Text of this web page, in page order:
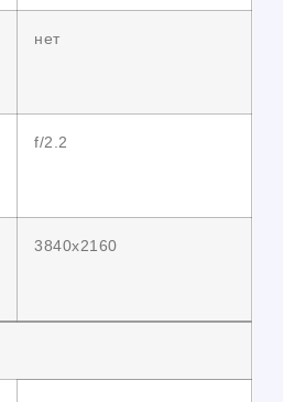
нет
f/2.2
3840х2160